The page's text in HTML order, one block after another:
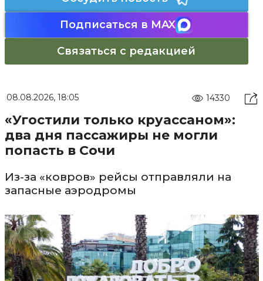
Подписаться в MAX
Связаться с редакцией
08.08.2026, 18:05 14330
«Угостили только круассаном»:
два дня пассажиры не могли
попасть в Сочи
Из-за «ковров» рейсы отправляли на
запасные аэродромы